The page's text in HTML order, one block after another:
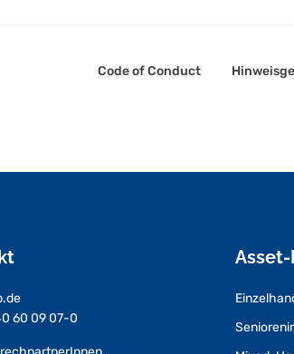
Code of Conduct
60 09 07-0
Asset-